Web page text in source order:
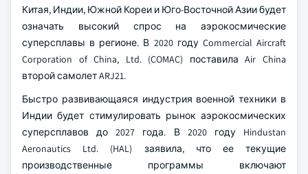
Китая, Индии, Южной Кореи и Юго-Восточной Азии будет
означать высокий спрос на аэрокосмические
суперсплавы в регионе. В 2020 году Commercial Aircraft
Corporation of China, Ltd. (COMAC) поставила Air China
второй самолет ARJ21.
Быстро развивающаяся индустрия военной техники в
Индии будет стимулировать рынок аэрокосмических
суперсплавов до 2027 года. В 2020 году Hindustan
Aeronautics Ltd. (HAL) заявила, что ее текущие
производственные программы включают